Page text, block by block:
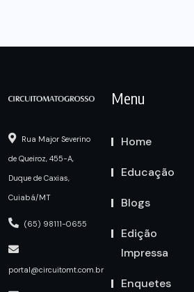
Rua Major Severino
de Queiroz, 455-A,
Duque de Caxias,
Cuiabá/MT
(65) 98111-0655
portal@circuitomt.com.br
Menu
Home
Educação
Blogs
Edição
Impressa
Enquetes